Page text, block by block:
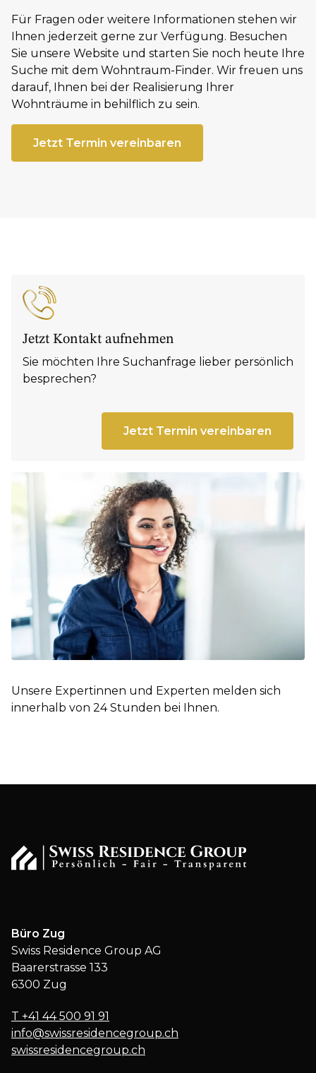
Für Fragen oder weitere Informationen stehen wir
Ihnen jederzeit gerne zur Verfügung. Besuchen
Sie unsere Website und starten Sie noch heute Ihre
Suche mit dem Wohntraum-Finder. Wir freuen uns
darauf, Ihnen bei der Realisierung Ihrer
Wohnträume in behilflich zu sein.
Jetzt Termin vereinbaren
Jetzt Kontakt aufnehmen
Sie möchten Ihre Suchanfrage lieber persönlich
besprechen?
Jetzt Termin vereinbaren
Unsere Expertinnen und Experten melden sich
innerhalb von 24 Stunden bei Ihnen.
Büro Zug
Swiss Residence Group AG
Baarerstrasse 133
6300 Zug
T +41 44 500 91 91
info@swissresidencegroup.ch
swissresidencegroup.ch